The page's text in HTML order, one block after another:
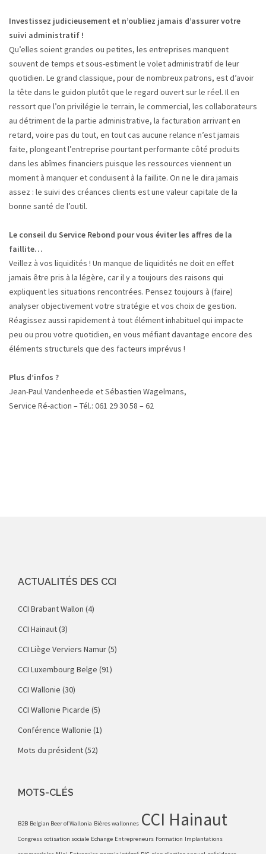
Investissez judicieusement et n’oubliez jamais d’assurer votre
suivi administratif !
Qu’elles soient grandes ou petites, les entreprises manquent
souvent de temps et sous-estiment le volet administratif de leur
quotidien. Le grand classique, pour de nombreux patrons, est d’avoir
la tête dans le guidon plutôt que le regard ouvert sur le réel. Il en
ressort que l’on privilégie le terrain, le commercial, les collaborateurs
au détriment de la partie administrative, la facturation arrivant en
retard, voire pas du tout, en tout cas aucune relance n’est jamais
faite, plongeant l’entreprise pourtant performante côté produits
dans les abîmes financiers puisque les ressources viennent un
moment à manquer et conduisent à la faillite. On ne le dira jamais
assez : le suivi des créances clients est une valeur capitale de la
bonne santé de l’outil.
Le conseil du Service Rebond pour vous éviter les affres de la
faillite…
Veillez à vos liquidités ! Un manque de liquidités ne doit en effet
jamais être pris à la légère, car il y a toujours des raisons qui
expliquent les situations rencontrées. Pensez toujours à (faire)
analyser objectivement votre stratégie et vos choix de gestion.
Réagissez aussi rapidement à tout élément inhabituel qui impacte
peu ou prou votre quotidien, en vous méfiant davantage encore des
éléments structurels que des facteurs imprévus !
Plus d’infos ?
Jean-Paul Vandenheede et Sébastien Wagelmans,
Service Ré-action – Tél.: 061 29 30 58 – 62
ACTUALITÉS DES CCI
CCI Brabant Wallon (4)
CCI Hainaut(3)
CCI Liège Verviers Namur(5)
CCI Luxembourg Belge (91)
CCI Wallonie (30)
CCI Wallonie Picarde (5)
Conférence Wallonie (1)
Mots du président(52)
MOTS-CLÉS
B2B Belgian Beer of Wallonia Bières wallonnes CCI Hainaut
Congress cotisation sociale Echange Entrepreneurs Formation Implantations